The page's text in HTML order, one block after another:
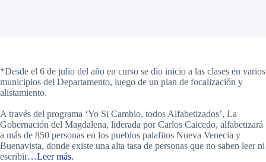
*Desde el 6 de julio del año en curso se dio inicio a las clases en varios
municipios del Departamento, luego de un plan de focalización y
alistamiento.
A través del programa ‘Yo Si Cambio, todos Alfabetizados’, La
Gobernación del Magdalena, liderada por Carlos Caicedo, alfabetizará
a más de 850 personas en los pueblos palafitos Nueva Venecia y
Buenavista, donde existe una alta tasa de personas que no saben leer ni
escribir…Leer más.